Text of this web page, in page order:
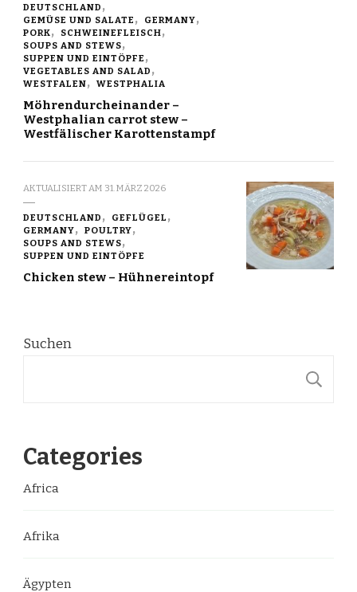
DEUTSCHLAND
GEMÜSE UND SALATE
GERMANY
PORK
SCHWEINEFLEISCH
SOUPS AND STEWS
SUPPEN UND EINTÖPFE
VEGETABLES AND SALAD
WESTFALEN
WESTPHALIA
Möhrendurcheinander –
Westphalian carrot stew –
Westfälischer Karottenstampf
AKTUALISIERT AM 31. MÄRZ 2026
DEUTSCHLAND
GEFLÜGEL
GERMANY
POULTRY
SOUPS AND STEWS
SUPPEN UND EINTÖPFE
Chicken stew – Hühnereintopf
Suchen
Categories
Africa
Afrika
Ägypten